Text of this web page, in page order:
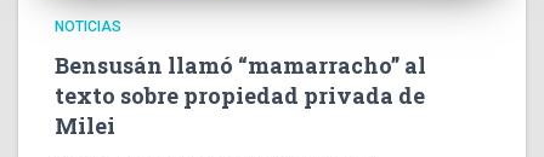
NOTICIAS
Bensusán llamó “mamarracho” al
texto sobre propiedad privada de
Milei